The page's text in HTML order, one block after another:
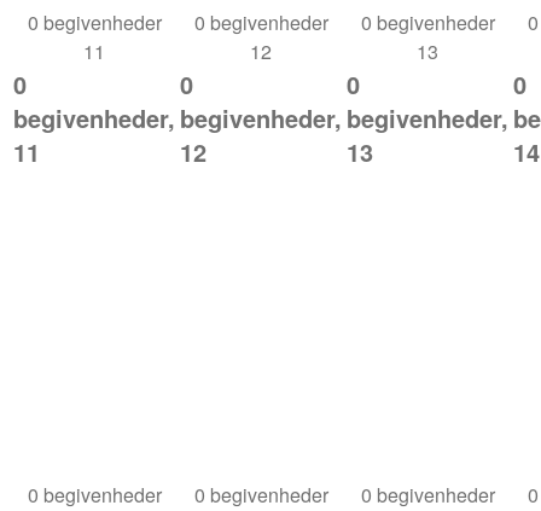
0 begivenheder
11
0
begivenheder,
11
0 begivenheder
12
0
begivenheder,
12
0 begivenheder
13
0
begivenheder,
13
0
14
0 begivenheder
0 begivenheder
0 begivenheder